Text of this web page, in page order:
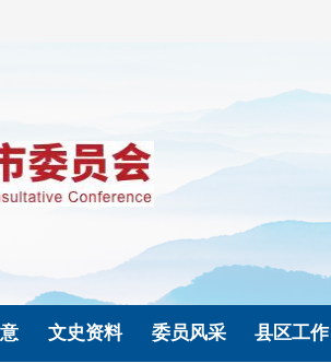
文史资料 委员风采 县区工作